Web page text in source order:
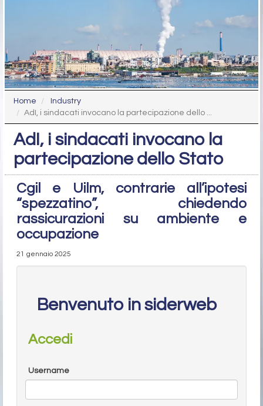
Home
Industry
AdI, i sindacati invocano la partecipazione dello ...
AdI, i sindacati invocano la
partecipazione dello Stato
Cgil e Uilm, contrarie all’ipotesi
“spezzatino”, chiedendo
rassicurazioni su ambiente e
occupazione
21 gennaio 2025
Benvenuto in siderweb
Accedi
Username